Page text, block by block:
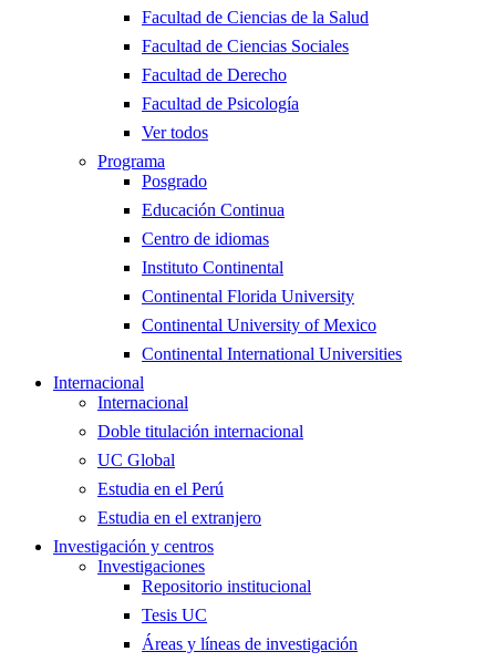
Facultad de Ciencias de la Salud
Facultad de Ciencias Sociales
Facultad de Derecho
Facultad de Psicología
Ver todos
Programa
Posgrado
Educación Continua
Centro de idiomas
Instituto Continental
Continental Florida University
Continental University of Mexico
Continental International Universities
Internacional
Internacional
Doble titulación internacional
UC Global
Estudia en el Perú
Estudia en el extranjero
Investigación y centros
Investigaciones
Repositorio institucional
Tesis UC
Áreas y líneas de investigación